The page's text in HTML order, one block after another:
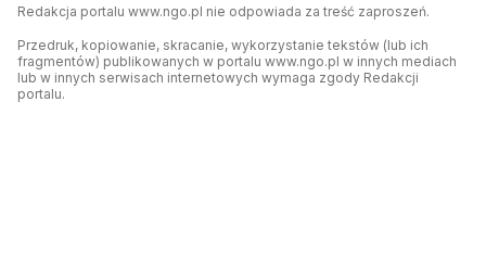
Redakcja portalu www.ngo.pl nie odpowiada za treść zaproszeń.
Przedruk, kopiowanie, skracanie, wykorzystanie tekstów (lub ich
fragmentów) publikowanych w portalu www.ngo.pl w innych mediach
lub w innych serwisach internetowych wymaga zgody Redakcji
portalu.